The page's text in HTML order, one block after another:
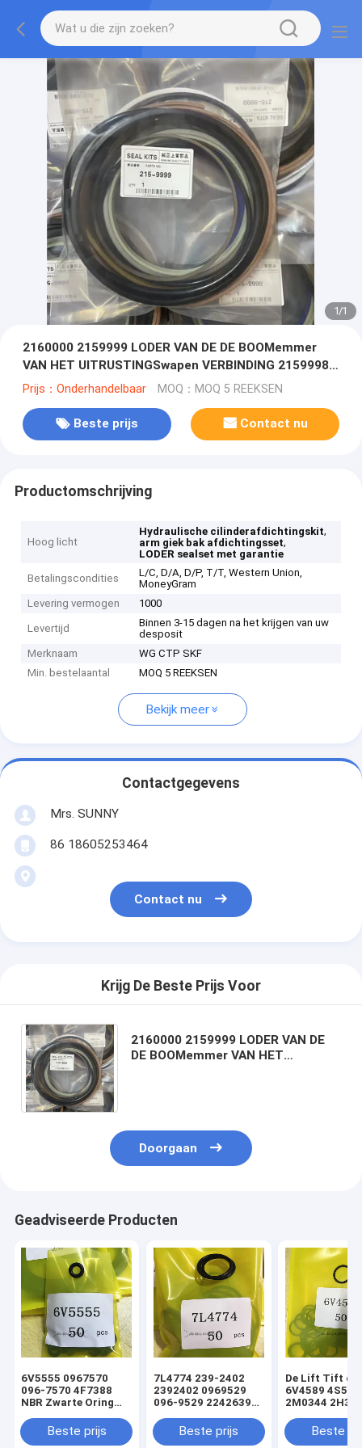
1/1
2160000 2159999 LODER VAN DE DE BOOMemmer
VAN HET UITRUSTINGSwapen VERBINDING 2159998
2159997 2160001
Prijs：Onderhandelbaar MOQ：MOQ 5 REEKSEN
Beste prijs Contact nu
Productomschrijving
Hoog licht
Hydraulische cilinderafdichtingskit,
arm giek bak afdichtingsset,
LODER sealset met garantie
Betalingscondities
L/C, D/A, D/P, T/T, Western Union,
MoneyGram
Levering vermogen
1000
Levertijd
Binnen 3-15 dagen na het krijgen van uw
desposit
Merknaam
WG CTP SKF
Min. bestelaantal
MOQ 5 REEKSEN
Bekijk meer
Contactgegevens
Mrs. SUNNY
86 18605253464
Contact nu
Krijg De Beste Prijs Voor
2160000 2159999 LODER VAN DE
DE BOOMemmer VAN HET
Doorgaan
Geadviseerde Producten
6V5555 0967570
096-7570 4F7388
NBR Zwarte Oring
cilinderladerafdichtingsset
Beste prijs
7L4774 239-2402
2392402 0969529
096-9529 2242639
Zwarte Oring
hydraulische
Beste prijs
De Lift Tift die
6V4589
2M0344
de
Beste